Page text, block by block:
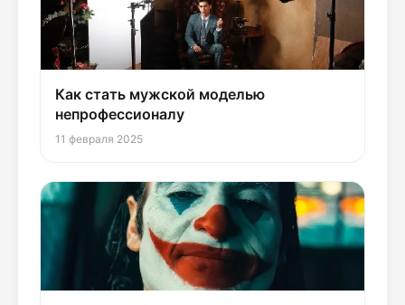
Как стать мужской моделью
непрофессионалу
11 февраля 2025